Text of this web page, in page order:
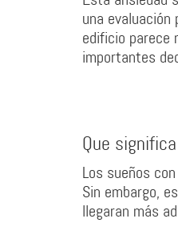
una
edificio parece
importantes
Que
Los sueños
Sin embargo,
llegaran más